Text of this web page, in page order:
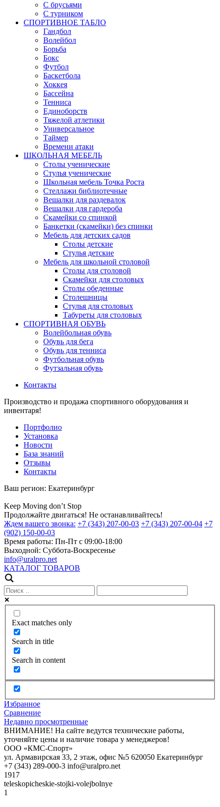
С брусьями
С турником
СПОРТИВНОЕ ТАБЛО
Гандбол
Волейбол
Борьба
Бокс
Футбол
Баскетбола
Хоккея
Бассейна
Тенниса
Единоборств
Тяжелой атлетики
Универсальное
Таймер
Времени атаки
ШКОЛЬНАЯ МЕБЕЛЬ
Столы ученические
Стулья ученические
Школьная мебель Точка Роста
Стеллажи библиотечные
Вешалки для раздевалок
Вешалки для гардероба
Скамейки со спинкой
Банкетки (скамейки) без спинки
Мебель для детских садов
Столы детские
Стулья детские
Мебель для школьной столовой
Столы для столовой
Скамейки для столовых
Столы обеденные
Столешницы
Стулья для столовых
Табуреты для столовых
СПОРТИВНАЯ ОБУВЬ
Волейбольная обувь
Обувь для бега
Обувь для тенниса
Футбольная обувь
Футзальная обувь
Контакты
Производство и продажа спортивного оборудования и
инвентаря!
Портфолио
Установка
Новости
База знаний
Отзывы
Контакты
Ваш регион: Екатеринбург
Keep Moving don’t Stop
Продолжайте двигаться! Не останавливайтесь!
Ждем вашего звонка: +7 (343) 207-00-03 +7 (343) 207-00-04 +7
(902) 150-00-03
Время работы: Пн-Пт с 09:00-18:00
Выходной: Суббота-Воскресенье
info@uralpro.net
КАТАЛОГ ТОВАРОВ
Exact matches only
Search in title
Search in content
Избранное
Сравнение
Недавно просмотренные
ВНИМАНИЕ! На сайте ведутся технические работы,
уточняйте цены и наличие товара у менеджеров!
ООО «КМС-Спорт»
ул. Армавирская 33, 2 этаж, офис №5 620050 Екатеринбург
+7 (343) 289-000-3 info@uralpro.net
1917
teleskopicheskie-stojki-volejbolnye
1